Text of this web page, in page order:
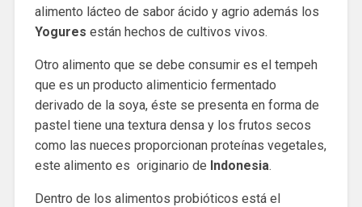
alimento lácteo de sabor ácido y agrio además los
Yogures están hechos de cultivos vivos.
Otro alimento que se debe consumir es el tempeh
que es un producto alimenticio fermentado
derivado de la soya, éste se presenta en forma de
pastel tiene una textura densa y los frutos secos
como las nueces proporcionan proteínas vegetales,
este alimento es originario de Indonesia.
Dentro de los alimentos probióticos está el